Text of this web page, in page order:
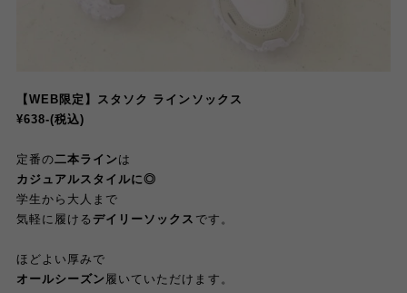
【WEB限定】スタソク ラインソックス
¥638-(税込)
定番の二本ラインは
カジュアルスタイルに◎
学生から大人まで
気軽に履けるデイリーソックス です。
ほどよい厚みで
オールシーズン 履いていただけます。